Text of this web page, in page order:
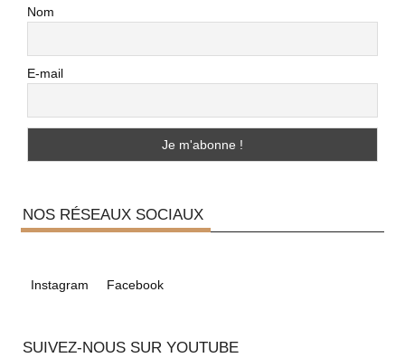
Nom
E-mail
NOS RÉSEAUX SOCIAUX
Instagram Facebook
SUIVEZ-NOUS SUR YOUTUBE